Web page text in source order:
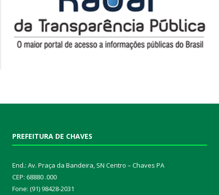
PREFEITURA DE CHAVES
End.: Av. Praça da Bandeira, SN Centro – Chaves PA
CEP: 68880 .000
Fone: (91) 98428-2031